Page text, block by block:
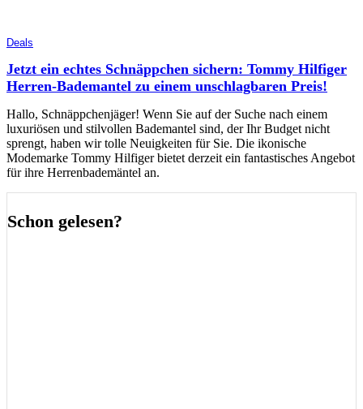
Deals
Jetzt ein echtes Schnäppchen sichern: Tommy Hilfiger
Herren-Bademantel zu einem unschlagbaren Preis!
Hallo, Schnäppchenjäger! Wenn Sie auf der Suche nach einem
luxuriösen und stilvollen Bademantel sind, der Ihr Budget nicht
sprengt, haben wir tolle Neuigkeiten für Sie. Die ikonische
Modemarke Tommy Hilfiger bietet derzeit ein fantastisches Angebot
für ihre Herrenbademäntel an.
Schon gelesen?